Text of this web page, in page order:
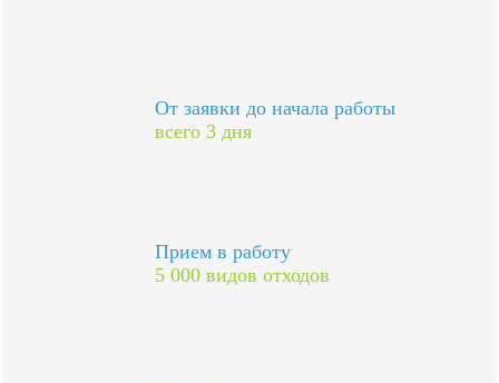
От заявки до начала работы
всего 3 дня
Прием в работу
5 000 видов отходов